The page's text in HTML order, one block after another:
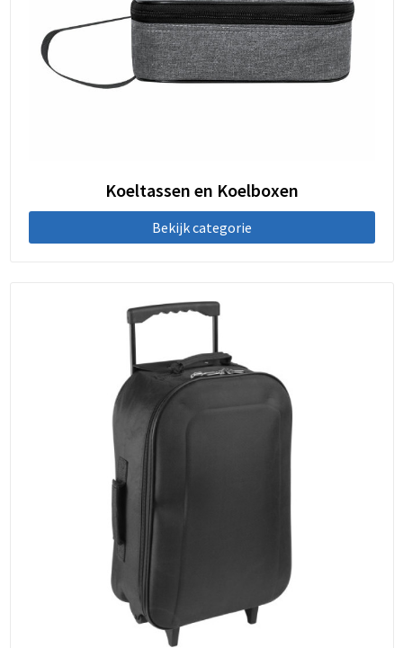
Koeltassen en Koelboxen
Bekijk categorie